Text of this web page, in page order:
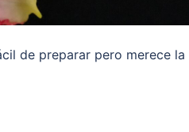
de preparar pero merece